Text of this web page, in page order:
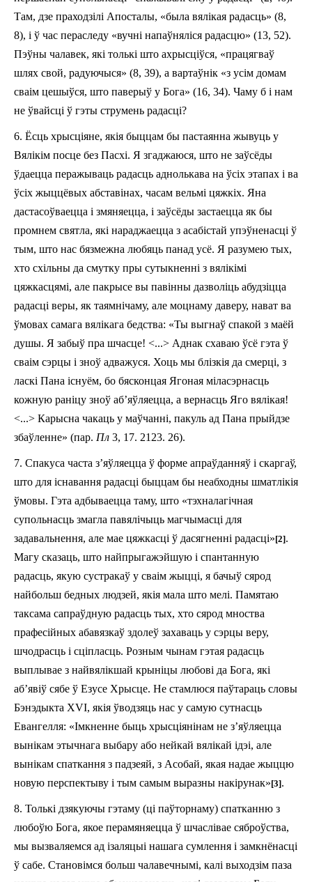
Там, дзе праходзілі Апосталы, «была вялікая радасць» (8,
8), і ў час пераследу «вучні напаўняліся радасцю» (13, 52).
Пэўны чалавек, які толькі што ахрысціўся, «працягваў
шлях свой, радуючыся» (8, 39), а вартаўнік «з усім до­мам
сваім цешыўся, што паверыў у Бога» (16, 34). Чаму б і нам
не ўвайсці ў гэты струмень радасці?
6. Ёсць хрысціяне, якія быццам бы пастаянна жывуць у
Вялікім посце без Пасхі. Я згаджаюся, што не заўсёды
ўдаецца перажываць радасць аднолькава на ўсіх этапах і ва
ўсіх жыццёвых абставінах, часам вельмі цяжкіх. Яна
дастасоўваецца і змяняецца, і заўсёды застаецца як бы
промнем святла, які нараджаецца з асабістай упэўненасці ў
тым, што нас бязмежна любяць па­над усё. Я разумею тых,
хто схільны да смутку пры сутыкненні з вялікімі
цяжкасцямі, але пакрысе вы павінны дазволіць абудзіцца
радасці веры, як таямнічаму, але моцнаму даверу, нават ва
ўмовах самага вялікага бедства: «Ты выгнаў спакой з маёй
душы. Я забыў пра шчасце! <...> Аднак схаваю ўсё гэта ў
сваім сэрцы і зноў адважуся. Хоць мы блізкія да смерці, з
ласкі Пана існуём, бо бясконцая Ягоная міласэрнасць
кожную раніцу зноў аб’яўляецца, а вернасць Яго вялікая!
<...> Карысна чакаць у маўчанні, пакуль ад Пана прыйдзе
збаўленне» (пар. Пл 3, 17. 21­23. 26).
7. Спакуса часта з’яўляецца ў форме апраўданняў і скаргаў,
што для існавання радасці быццам бы неабходны шматлікія
ўмовы. Гэта адбываецца та­му, што «тэхналагічная
супольнасць змагла па­вя­лічыць магчымасці для
задавальнення, але мае цяжкасці ў дасягненні радасці»[2].
Магу сказаць, што най­пры­гажэйшую і спантанную
радасць, якую сустракаў у сваім жыцці, я бачыў сярод
найбольш бедных людзей, якія мала што мелі. Памятаю
таксама сапраўдную радасць тых, хто сярод мноства
прафесійных аба­вязкаў здолеў захаваць у сэрцы веру,
шчодрасць і сціпласць. Розным чынам гэтая радасць
выплывае з найвялікшай крыніцы любові да Бога, які
аб’явіў сябе ў Езусе Хрысце. Не стамлюся паўтараць словы
Бэнэдыкта XVI, якія ўводзяць нас у самую сутнасць
Евангелля: «Імкненне быць хрысціянінам не з’яўляецца
вынікам этычнага выбару або нейкай вялікай ідэі, але
вынікам спаткання з падзеяй, з Асобай, якая надае жыццю
новую перспектыву і тым самым выразны накірунак»[3].
8. Толькі дзякуючы гэтаму (ці паўторнаму) спат­канню з
любоўю Бога, якое перамяняецца ў шчаслівае сяброўства,
мы вызваляемся ад ізаляцыі нашага сумлення і замкнёнасці
ў сабе. Становімся больш чалавечнымі, калі выходзім па­за